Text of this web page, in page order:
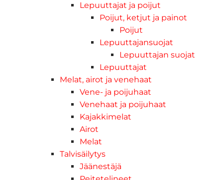
Lepuuttajat ja poijut
Poijut, ketjut ja painot
Poijut
Lepuuttajansuojat
Lepuuttajan suojat
Lepuuttajat
Melat, airot ja venehaat
Vene- ja poijuhaat
Venehaat ja poijuhaat
Kajakkimelat
Airot
Melat
Talvisäilytys
Jäänestäjä